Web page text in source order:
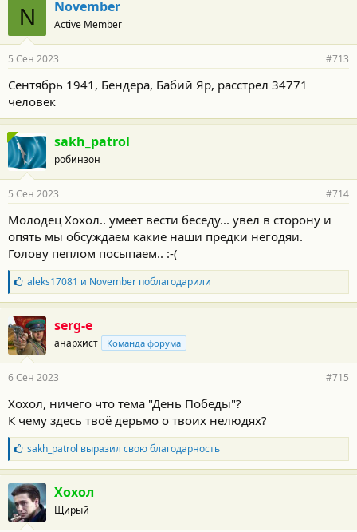
N November
Active Member
5 Сен 2023 #713
Сентябрь 1941, Бендера, Бабий Яр, расстрел 34771
человек
sakh_patrol
робинзон
5 Сен 2023 #714
Молодец Хохол.. умеет вести беседу... увел в сторону и
опять мы обсуждаем какие наши предки негодяи.
Голову пеплом посыпаем.. :-(
Б
л
а
г
о
д
а
н
с
т
и
:
aleks17081 и Novemberпоблагодарили
serg-e
анархист Команда форума
6 Сен 2023 #715
Хохол, ничего что тема "День Победы"?
К чему здесь твоё дерьмо о твоих нелюдях?
Б
л
а
г
о
д
а
sakh_patrol выразил свою благодарность
Хохол
Щирый